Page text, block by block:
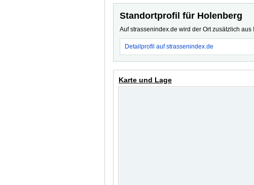
Standortprofil für Holenberg
Auf strassenindex.de wird der Ort zusätzlich
Detailprofil auf strassenindex.de
Karte und Lage